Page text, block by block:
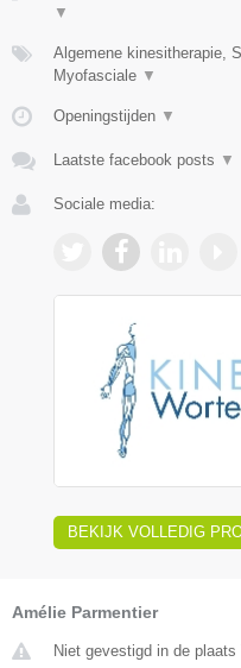
▼
Algemene kinesitherapie,
Myofasciale ▼
Openingstijden ▼
Laatste facebook posts ▼
Sociale media:
BEKIJK VOLLEDIG
Amélie Parmentier
Niet gevestigd in de plaats